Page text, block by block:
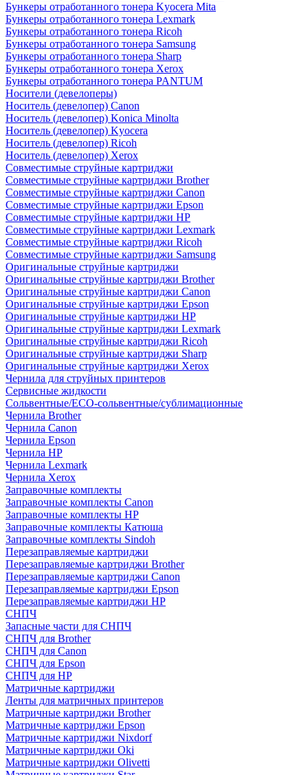
Бункеры отработанного тонера Kyocera Mita
Бункеры отработанного тонера Lexmark
Бункеры отработанного тонера Ricoh
Бункеры отработанного тонера Samsung
Бункеры отработанного тонера Sharp
Бункеры отработанного тонера Xerox
Бункеры отработанного тонера PANTUM
Носители (девелоперы)
Носитель (девелопер) Canon
Носитель (девелопер) Konica Minolta
Носитель (девелопер) Kyocera
Носитель (девелопер) Ricoh
Носитель (девелопер) Xerox
Совместимые струйные картриджи
Совместимые струйные картриджи Brother
Совместимые струйные картриджи Canon
Совместимые струйные картриджи Epson
Совместимые струйные картриджи HP
Совместимые струйные картриджи Lexmark
Совместимые струйные картриджи Ricoh
Совместимые струйные картриджи Samsung
Оригинальные струйные картриджи
Оригинальные струйные картриджи Brother
Оригинальные струйные картриджи Canon
Оригинальные струйные картриджи Epson
Оригинальные струйные картриджи HP
Оригинальные струйные картриджи Lexmark
Оригинальные струйные картриджи Ricoh
Оригинальные струйные картриджи Sharp
Оригинальные струйные картриджи Xerox
Чернила для струйных принтеров
Сервисные жидкости
Сольвентные/ECO-сольвентные/сублимационные
Чернила Brother
Чернила Canon
Чернила Epson
Чернила HP
Чернила Lexmark
Чернила Xerox
Заправочные комплекты
Заправочные комплекты Canon
Заправочные комплекты HP
Заправочные комплекты Катюша
Заправочные комплекты Sindoh
Перезаправляемые картриджи
Перезаправляемые картриджи Brother
Перезаправляемые картриджи Canon
Перезаправляемые картриджи Epson
Перезаправляемые картриджи HP
СНПЧ
Запасные части для СНПЧ
СНПЧ для Brother
СНПЧ для Canon
СНПЧ для Epson
СНПЧ для HP
Матричные картриджи
Ленты для матричных принтеров
Матричные картриджи Brother
Матричные картриджи Epson
Матричные картриджи Nixdorf
Матричные картриджи Oki
Матричные картриджи Olivetti